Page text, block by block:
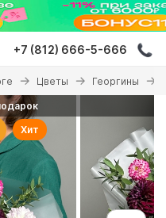
+7 (812) 666-5-666
Цветы Георгины
Хит